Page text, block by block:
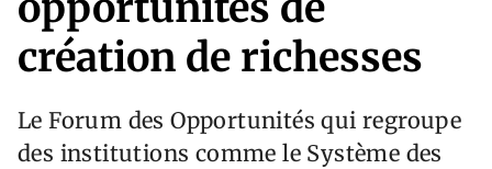
création de richesses
Le Forum des Opportunités qui regroupe
des institutions comme le Système des